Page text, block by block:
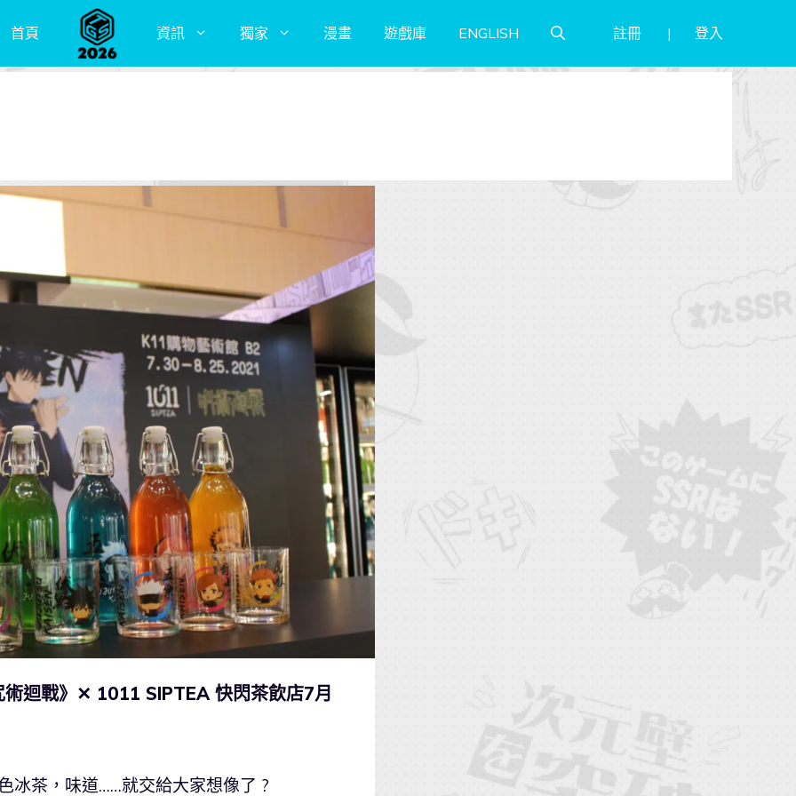
首頁 資訊 獨家 漫畫 遊戲庫 ENGLISH 註冊 登入
迴戰》✕ 1011 SIPTEA 快閃茶飲店7月
冰茶，味道……就交給大家想像了 ?